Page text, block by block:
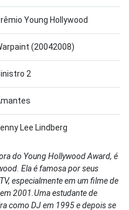
Young Hollywood
(20042008)
2
Lee Lindberg
do Young Hollywood Award, é
Ela é famosa por seus
especialmente em um filme de
em 2001. Uma estudante de
como DJ em 1995 e depois se